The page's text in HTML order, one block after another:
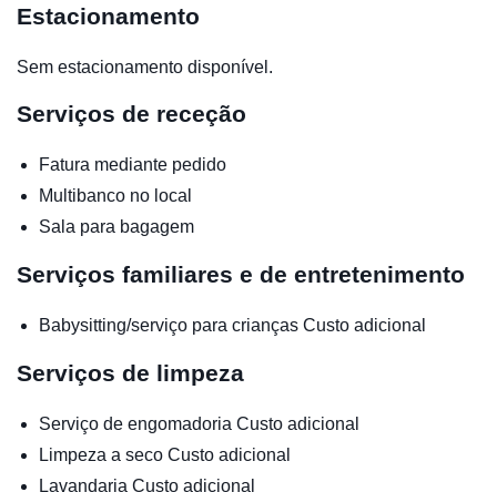
Estacionamento
Sem estacionamento disponível.
Serviços de receção
Fatura mediante pedido
Multibanco no local
Sala para bagagem
Serviços familiares e de entretenimento
Babysitting/serviço para crianças Custo adicional
Serviços de limpeza
Serviço de engomadoria Custo adicional
Limpeza a seco Custo adicional
Lavandaria Custo adicional